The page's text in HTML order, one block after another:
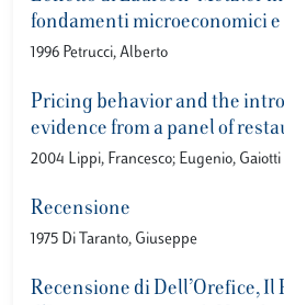
fondamenti microeconomici
1996 Petrucci, Alberto
Pricing behavior and the
evidence from a panel of
2004 Lippi, Francesco; Eugenio, Gaiotti
Recensione
1975 Di Taranto, Giuseppe
Recensione di Dell’Orefice, Il